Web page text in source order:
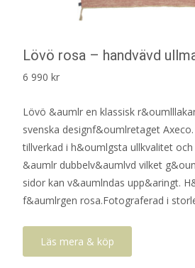
Lövö rosa – handvävd
6 990 kr
Lövö &aumlr en klassisk
svenska designf&oumlretaget
tillverkad i h&oumlgsta ullkvalitet
&aumlr dubbelv&aumlvd vilket
sidor kan v&aumlndas upp&aringt.
f&aumlrgen rosa.Fotograferad i
Läs mera & köp